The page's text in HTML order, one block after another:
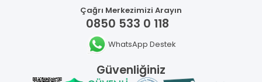
Çağrı Merkezimizi Arayın
0850 533 0 118
WhatsApp Destek
Güvenliğiniz